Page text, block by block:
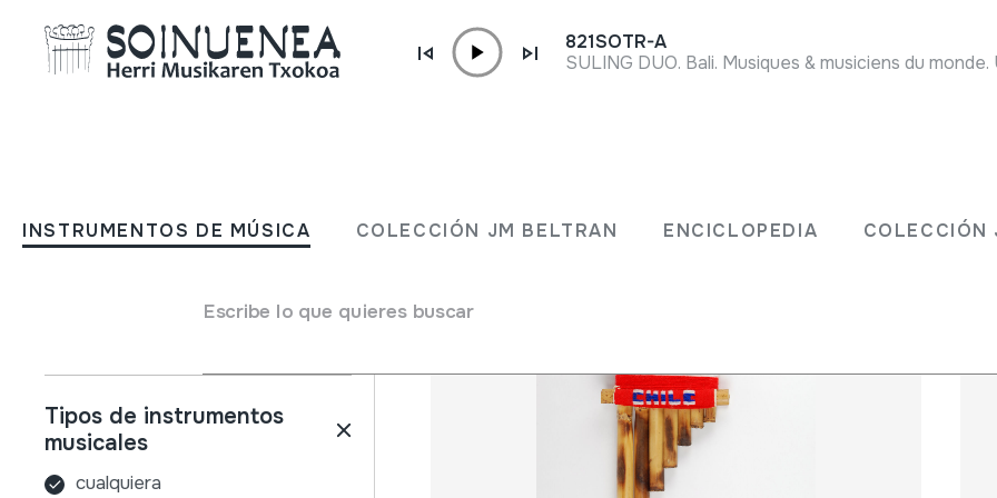
INSTRUMENTOS DE MÚSICA COLECCIÓN JM BELTRAN ENCICLOPEDIA COLECCIÓN
Escribe lo que quieres buscar
821SOTR-A
Filtros
Tipos de instrumentos
musicales
cualquiera